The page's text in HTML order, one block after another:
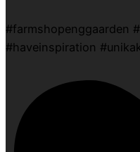
#farmshopenggaarden
#haveinspiration